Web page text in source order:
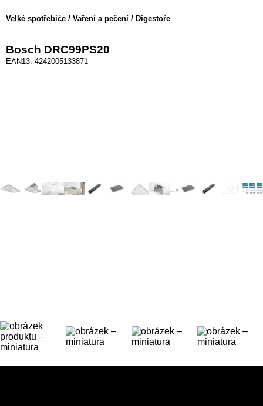
Velké spotřebiče / Vaření a pečení / Digestoře
Bosch DRC99PS20
EAN13: 4242005133871